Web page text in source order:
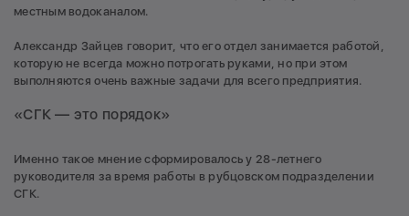
местным водоканалом.
Александр Зайцев говорит, что его отдел занимается работой,
которую не всегда можно потрогать руками, но при этом
выполняются очень важные задачи для всего предприятия.
«СГК — это порядок»
Именно такое мнение сформировалось у 28-летнего
руководителя за время работы в рубцовском подразделении
СГК.